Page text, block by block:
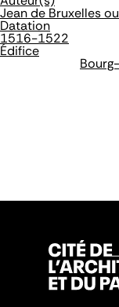
Jean de Bruxelles
Datation
1516-1522
Édifice